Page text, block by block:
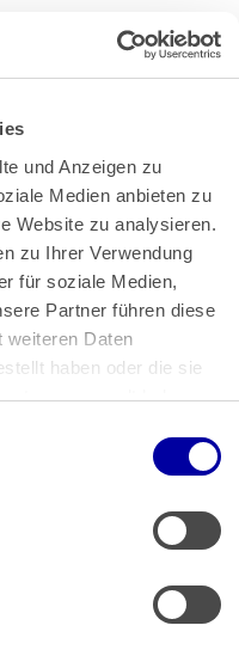
und Anzeigen zu
Medien anbieten zu
Website zu analysieren.
zu Ihrer Verwendung
für soziale Medien,
Partner führen diese
weiteren Daten
haben oder die sie
gesammelt haben.